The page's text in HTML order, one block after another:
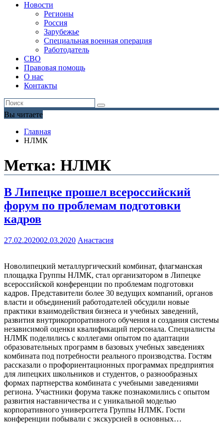
Новости
Регионы
Россия
Зарубежье
Специальная военная операция
Работодатель
СВО
Правовая помощь
О нас
Контакты
Вы читаете
Главная
НЛМК
Метка: НЛМК
В Липецке прошел всероссийский
форум по проблемам подготовки
кадров
27.02.202002.03.2020 Анастасия
Новолипецкий металлургический комбинат, флагманская
площадка Группы НЛМК, стал организатором в Липецке
всероссийской конференции по проблемам подготовки
кадров. Представители более 30 ведущих компаний, органов
власти и объединений работодателей обсудили новые
практики взаимодействия бизнеса и учебных заведений,
развития внутрикорпоративного обучения и создания системы
независимой оценки квалификаций персонала. Специалисты
НЛМК поделились с коллегами опытом по адаптации
образовательных программ в базовых учебных заведениях
комбината под потребности реального производства. Гостям
рассказали о профориентационных программах предприятия
для липецких школьников и студентов, о разнообразных
формах партнерства комбината с учебными заведениями
региона. Участники форума также познакомились с опытом
развития наставничества и с уникальной моделью
корпоративного университета Группы НЛМК. Гости
конференции побывали с экскурсией в основных…